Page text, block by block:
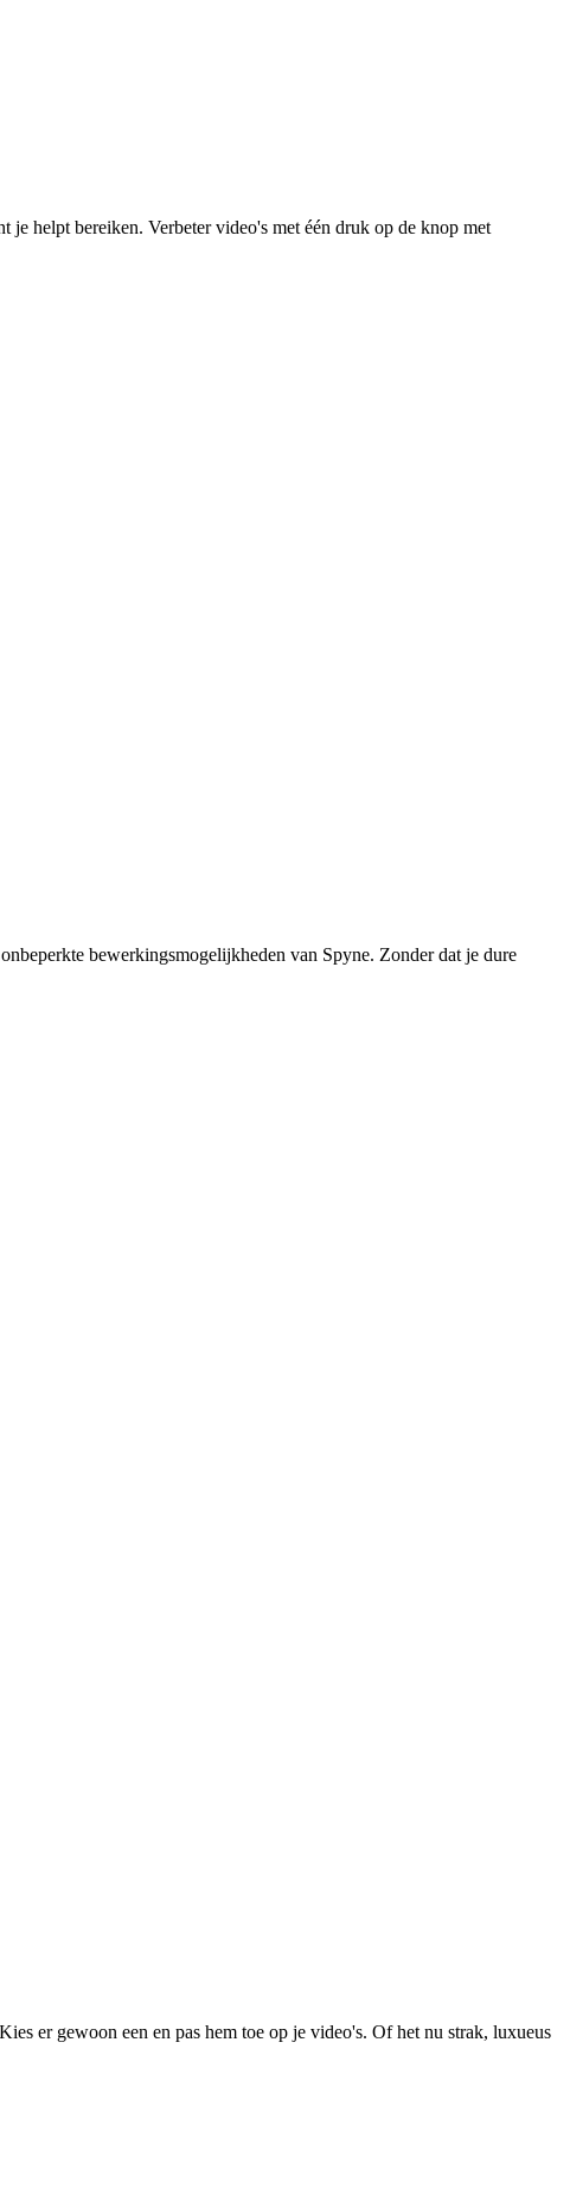
helpt bereiken. Verbeter video's met één druk op de knop met
bewerkingsmogelijkheden van Spyne. Zonder dat je dure
er gewoon een en pas hem toe op je video's. Of het nu strak, luxueus